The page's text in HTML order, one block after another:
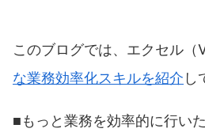
このブログでは、エクセル（
な業務効率化スキルを紹介し
■もっと業務を効率的に行いた